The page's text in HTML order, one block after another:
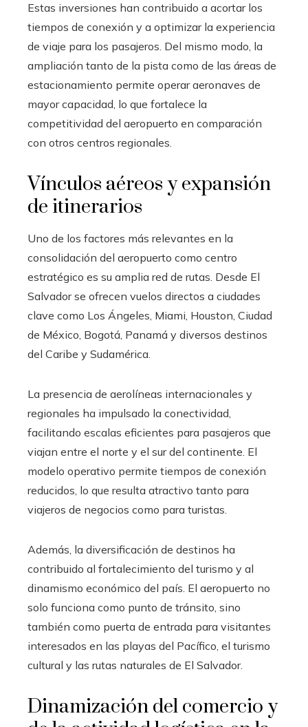
Estas inversiones han contribuido a acortar los
tiempos de conexión y a optimizar la experiencia
de viaje para los pasajeros. Del mismo modo, la
ampliación tanto de la pista como de las áreas de
estacionamiento permite operar aeronaves de
mayor capacidad, lo que fortalece la
competitividad del aeropuerto en comparación
con otros centros regionales.
Vínculos aéreos y expansión
de itinerarios
Uno de los factores más relevantes en la
consolidación del aeropuerto como centro
estratégico es su amplia red de rutas. Desde El
Salvador se ofrecen vuelos directos a ciudades
clave como Los Ángeles, Miami, Houston, Ciudad
de México, Bogotá, Panamá y diversos destinos
del Caribe y Sudamérica.
La presencia de aerolíneas internacionales y
regionales ha impulsado la conectividad,
facilitando escalas eficientes para pasajeros que
viajan entre el norte y el sur del continente. El
modelo operativo permite tiempos de conexión
reducidos, lo que resulta atractivo tanto para
viajeros de negocios como para turistas.
Además, la diversificación de destinos ha
contribuido al fortalecimiento del turismo y al
dinamismo económico del país. El aeropuerto no
solo funciona como punto de tránsito, sino
también como puerta de entrada para visitantes
interesados en las playas del Pacífico, el turismo
cultural y las rutas naturales de El Salvador.
Dinamización del comercio y